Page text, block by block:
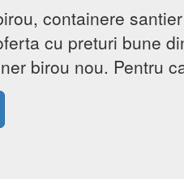
containere
cu preturi bune
birou nou. Pentru